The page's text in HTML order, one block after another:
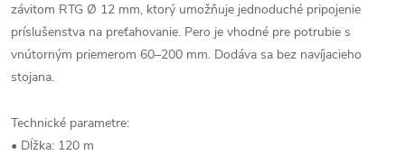
závitom RTG Ø 12 mm, ktorý umožňuje jednoduché pripojenie
príslušenstva na preťahovanie. Pero je vhodné pre potrubie s
vnútorným priemerom 60–200 mm. Dodáva sa bez navíjacieho
stojana.
Technické parametre:
• Dĺžka: 120 m